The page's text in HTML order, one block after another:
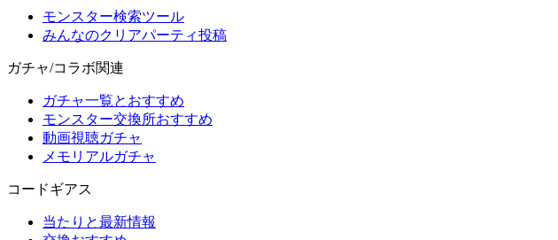
モンスター検索ツール
みんなのクリアパーティ投稿
ガチャ/コラボ関連
ガチャ一覧とおすすめ
モンスター交換所おすすめ
動画視聴ガチャ
メモリアルガチャ
コードギアス
当たりと最新情報